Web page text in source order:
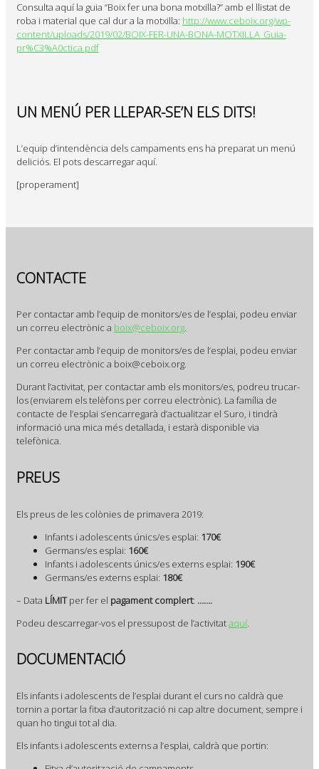
Consulta aquí la guia “Boix fer una bona motxilla?” amb el llistat de
roba i material que cal dur a la motxilla: http://www.ceboix.org/wp-
content/uploads/2019/02/BOIX-FER-UNA-BONA-MOTXILLA_Guia-
pr%C3%A0ctica.pdf
UN MENÚ PER LLEPAR-SE’N ELS DITS!
L’equip d’intendència dels campaments ens ha preparat un menú
deliciós. El pots descarregar aquí.
[properament]
CONTACTE
Per contactar amb l’equip de monitors/es de l’esplai, podeu enviar
un correu electrònic a boix@ceboix.org.
Per contactar amb l’equip de monitors/es de l’esplai, podeu enviar
un correu electrònic a boix@ceboix.org.
Durant l’activitat, per contactar amb els monitors/es, podreu trucar-
los (enviarem els telèfons per correu electrònic). La família de
contacte de l’esplai s’encarregarà d’actualitzar el Suro, i tindrà
informació una mica més detallada, i estarà disponible via
telefònica.
PREUS
Els preus de les colònies de primavera 2019:
Infants i adolescents únics/es esplai: 170€
Germans/es esplai: 160€
Infants i adolescents únics/es externs esplai: 190€
Germans/es externs esplai: 180€
– Data LÍMITper fer el pagament complert: …….
Podeu descarregar-vos el pressupost de l’activitataquí.
DOCUMENTACIÓ
Els infants i adolescents de l’esplai durant el curs no caldrà que
tornin a portar la fitxa d’autorització ni cap altre document, sempre i
quan ho tingui tot al dia.
Els infants i adolescents externs a l’esplai, caldrà que portin: